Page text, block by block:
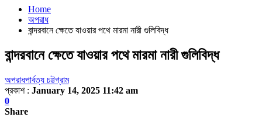
Home
অপরাধ
বান্দরবানে ক্ষেতে যাওয়ার পথে মারমা নারী গুলিবিদ্ধ
বান্দরবানে ক্ষেতে যাওয়ার পথে মারমা নারী গুলিবিদ্ধ
অপরাধপার্বত্য চট্টগ্রাম
প্রকাশ : January 14, 2025 11:42 am
0
Share